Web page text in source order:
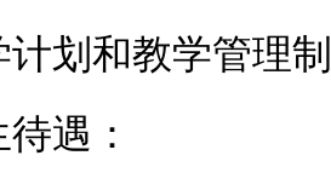
计划和教学管理
遇：